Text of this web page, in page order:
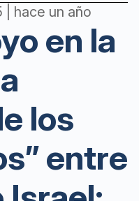
| hace un año
en la
los
entre